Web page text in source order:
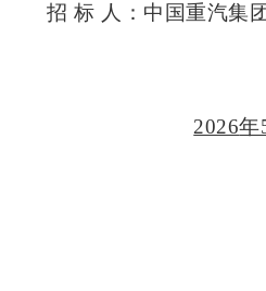
招 标 人：中国重汽集
2026年